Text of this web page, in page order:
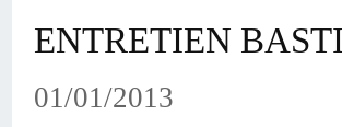
ENTRETIEN
01/01/2013